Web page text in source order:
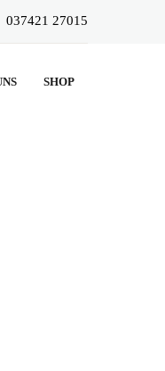
037421 27015
SHOP